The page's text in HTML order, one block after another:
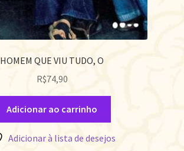
HOMEM QUE VIU TUDO, O
R$74,90
Adicionar ao carrinho
Adicionar à lista de desejos